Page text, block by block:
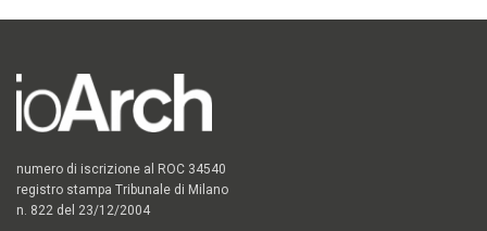
numero di iscrizione al ROC 34540
registro stampa Tribunale di Milano
n. 822 del 23/12/2004